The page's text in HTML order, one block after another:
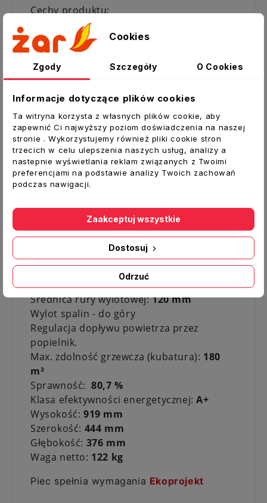
Cechy produktu:
szybkie oddawanie ciepła, ok. 15 min. po
rozpaleniu piec oddaje ciepło
palenisko szamotowe utrzymuje
wysokie wykorzystanie paliwa, według
normy UE.
Zalety :
wkładki szamotowe połączone na
zakładkę; dzięki takiemu rozwiązaniu
komora spalania umożliwia spalanie
klejony szamot utrzymuje wyższą
temperaturę spalania co zapewnia
niska emisje szkodliwych związków
chemicznych do atmosfery
Moc nominalna8 kW
Średnica rury wylotowej:120 mm
Wylot spalin - do góry
Regulacja dopływu powietrza przez
popielnik.
Max. zdolność grzewcza (kubatura): 180
m³
Sprawność:80,7 %
Klasa efektywności energetycznej:A+
Wysokość: 919 mm
Szerokość: 444 mm
Głębokość: 376 mm
Waga netto: 122 kg
Piec spełnia wymagania Ekoprojekt
Cookies
Zgody Szczegóły O Cookies
Informacje dotyczące plików cookies
Ta witryna korzysta z własnych plików cookie, aby
zapewnić Ci najwyższy poziom doświadczenia na naszej
stronie . Wykorzystujemy również pliki cookie stron
trzecich w celu ulepszenia naszych usług, analizy a
nastepnie wyświetlania reklam związanych z Twoimi
preferencjami na podstawie analizy Twoich zachowań
podczas nawigacji.
Odrzuć
Dostosuj
Zaakceptuj wszystkie